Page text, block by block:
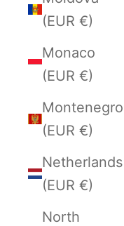
(EUR €)
Monaco
(EUR €)
Montenegro
(EUR €)
Netherlands
(EUR €)
North